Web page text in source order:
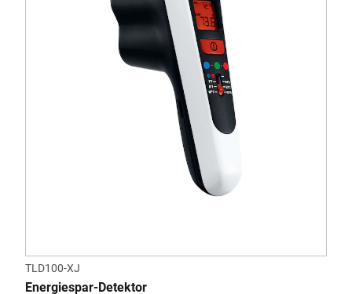
TLD100-XJ
Energiespar-Detektor